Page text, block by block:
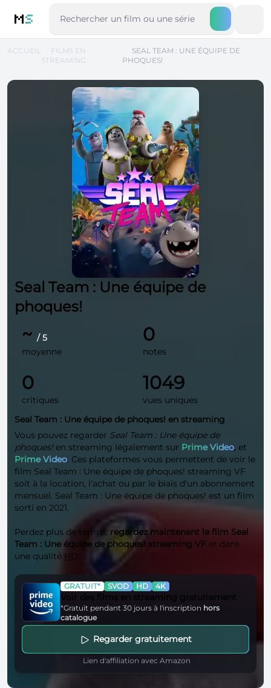
MS
ACCUEIL
FILMS EN
STREAMING
SEAL TEAM : UNE ÉQUIPE DE
PHOQUES!
Seal Team : Une équipe de
phoques!
~ / 5
moyenne
0
notes
0
critiques
1049
vues uniques
Seal Team : Une équipe de phoques! en streaming
Vous pouvez regarder Seal Team : Une équipe de
phoques!en streaming légalement sur Prime Video, et
Prime Video. Ces plateformes vous permettent de voir le
film Seal Team : Une équipe de phoques! streaming VF
soit à la location, l'achat ou par le biais d'un abonnement
mensuel. Seal Team : Une équipe de phoques! est un film
sorti en 2021.
Perdez plus de temps, regardez maintenant le film Seal
Team : Une équipe de phoques! streaming VF et dans
une qualité HD.
GRATUIT* SVOD HD 4K
Voir des films en streaming gratuitement
*Gratuit pendant 30 jours à l'inscription hors
catalogue
Regarder gratuitement
Lien d'affiliation avec Amazon